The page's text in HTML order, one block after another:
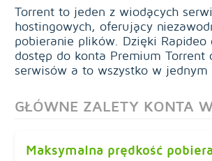
Torrent to jeden z wiodących
hostingowych, oferujący
pobieranie plików. Dzięki Rapideo
dostęp do konta Premium Torrent
serwisów a to wszystko w jednym
GŁÓWNE ZALETY KONTA
Maksymalna prędkość